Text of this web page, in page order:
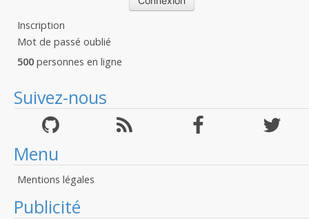
Inscription
Mot de passé oublié
500 personnes en ligne
Suivez-nous
Menu
Mentions légales
Publicité